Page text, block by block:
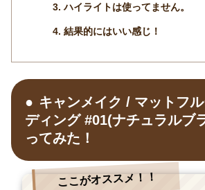
ハイライトは使ってません。
結果的にはいい感じ！
キャンメイク / マットフ
ディング #01(ナチュラルブ
ってみた！
ここがオススメ！！